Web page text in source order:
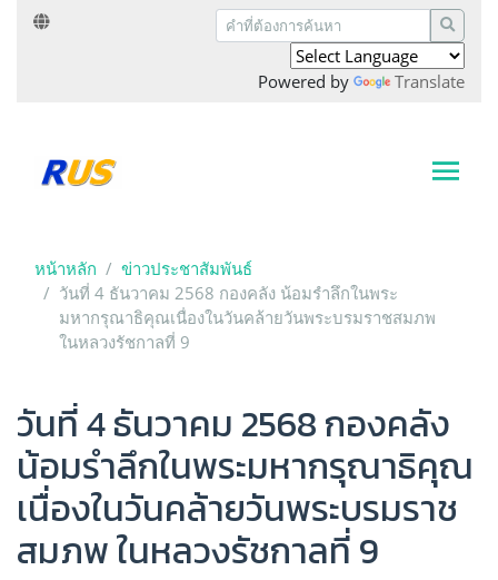
Powered by Translate
หน้าหลัก
ข่าวประชาสัมพันธ์
วันที่ 4 ธันวาคม 2568 กองคลัง น้อมรำลึกในพระ
มหากรุณาธิคุณเนื่องในวันคล้ายวันพระบรมราชสมภพ
ในหลวงรัชกาลที่ 9
วันที่ 4 ธันวาคม 2568 กองคลัง
น้อมรำลึกในพระมหากรุณาธิคุณ
เนื่องในวันคล้ายวันพระบรมราช
สมภพ ในหลวงรัชกาลที่ 9